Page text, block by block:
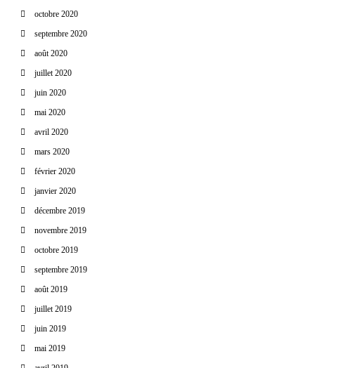
octobre 2020
septembre 2020
août 2020
juillet 2020
juin 2020
mai 2020
avril 2020
mars 2020
février 2020
janvier 2020
décembre 2019
novembre 2019
octobre 2019
septembre 2019
août 2019
juillet 2019
juin 2019
mai 2019